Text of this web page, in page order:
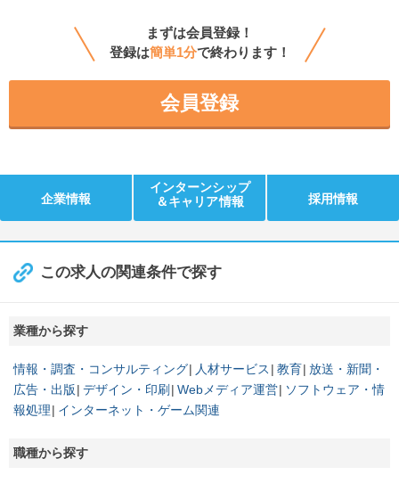
まずは会員登録！
登録は簡単1分で終わります！
会員登録
企業情報
インターンシップ
＆キャリア情報
採用情報
この求人の関連条件で探す
業種から探す
情報・調査・コンサルティング 人材サービス 教育 放送・新聞・
広告・出版 デザイン・印刷 Webメディア運営
ソフトウェア・情
報処理
インターネット・ゲーム関連
職種から探す